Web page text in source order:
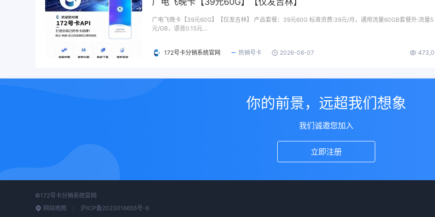
广电飞晚卡【39元60G】【仅发吉林】 产品套餐：39元60G 标准资费:39元/月，通用流量60GB套餐外:流量5
元/GB，语音0.15元…
172号卡分销系统官网 热销号卡 2026-08-07
你的前景，远超我们想象
我们诚邀您加入
立即注册
©172号卡分销系统官网
网站地图
沪ICP备2023016655号-6